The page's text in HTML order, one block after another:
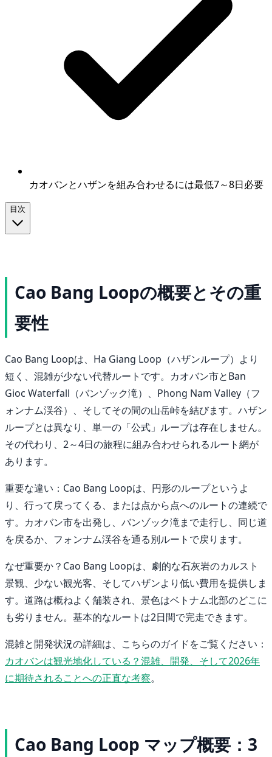
カオバンとハザンを組み合わせるには最低7～8日必要
目次
Cao Bang Loopの概要とその重
要性
Cao Bang Loopは、Ha Giang Loop（ハザンループ）より
短く、混雑が少ない代替ルートです。カオバン市とBan
Gioc Waterfall（バンゾック滝）、Phong Nam Valley（フ
ォンナム渓谷）、そしてその間の山岳峠を結びます。ハザン
ループとは異なり、単一の「公式」ループは存在しません。
その代わり、2～4日の旅程に組み合わせられるルート網が
あります。
重要な違い：Cao Bang Loopは、円形のループというよ
り、行って戻ってくる、または点から点へのルートの連続で
す。カオバン市を出発し、バンゾック滝まで走行し、同じ道
を戻るか、フォンナム渓谷を通る別ルートで戻ります。
なぜ重要か？Cao Bang Loopは、劇的な石灰岩のカルスト
景観、少ない観光客、そしてハザンより低い費用を提供しま
す。道路は概ねよく舗装され、景色はベトナム北部のどこに
も劣りません。基本的なルートは2日間で完走できます。
混雑と開発状況の詳細は、こちらのガイドをご覧ください：
カオバンは観光地化している？混雑、開発、そして2026年
に期待されることへの正直な考察。
Cao Bang Loop マップ概要：3